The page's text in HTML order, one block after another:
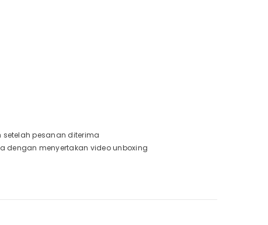
setelah pesanan diterima
dengan menyertakan video unboxing